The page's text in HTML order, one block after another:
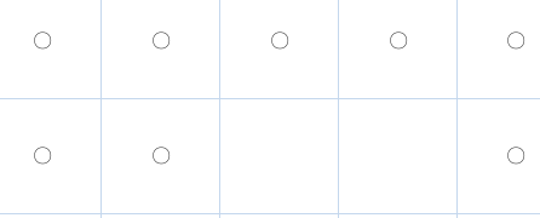
〇 〇 〇 〇 〇
ドに対応
〇 〇 〇